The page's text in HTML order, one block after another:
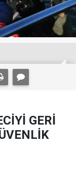
GERİ